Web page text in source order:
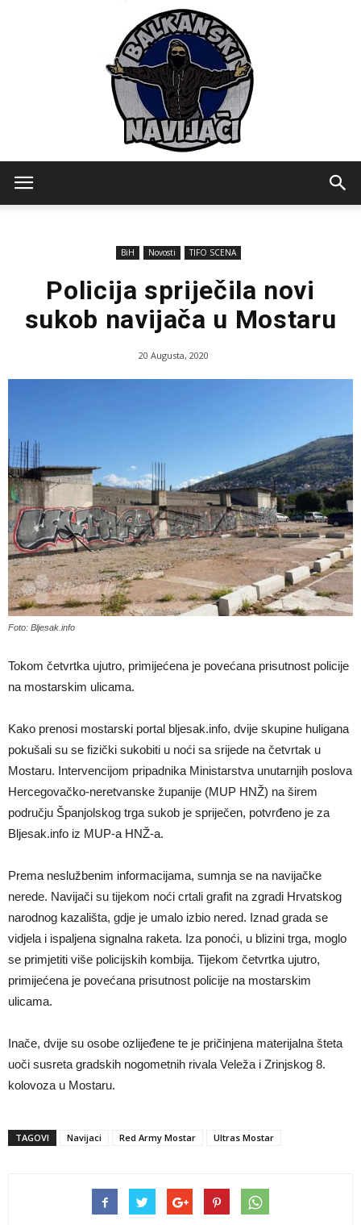
BiH Novosti TIFO SCENA
Policija spriječila novi
sukob navijača u Mostaru
20 Augusta, 2020
Foto: Bljesak.info
Tokom četvrtka ujutro, primijećena je povećana prisutnost policije
na mostarskim ulicama.
Kako prenosi mostarski portal bljesak.info, dvije skupine huligana
pokušali su se fizički sukobiti u noći sa srijede na četvrtak u
Mostaru. Intervencijom pripadnika Ministarstva unutarnjih poslova
Hercegovačko-neretvanske županije (MUP HNŽ) na širem
području Španjolskog trga sukob je spriječen, potvrđeno je za
Bljesak.info iz MUP-a HNŽ-a.
Prema neslužbenim informacijama, sumnja se na navijačke
nerede. Navijači su tijekom noći crtali grafit na zgradi Hrvatskog
narodnog kazališta, gdje je umalo izbio nered. Iznad grada se
vidjela i ispaljena signalna raketa. Iza ponoći, u blizini trga, moglo
se primjetiti više policijskih kombija. Tijekom četvrtka ujutro,
primijećena je povećana prisutnost policije na mostarskim
ulicama.
Inače, dvije su osobe ozlijeđene te je pričinjena materijalna šteta
uoči susreta gradskih nogometnih rivala Veleža i Zrinjskog 8.
kolovoza u Mostaru.
TAGOVI Navijaci Red Army Mostar Ultras Mostar